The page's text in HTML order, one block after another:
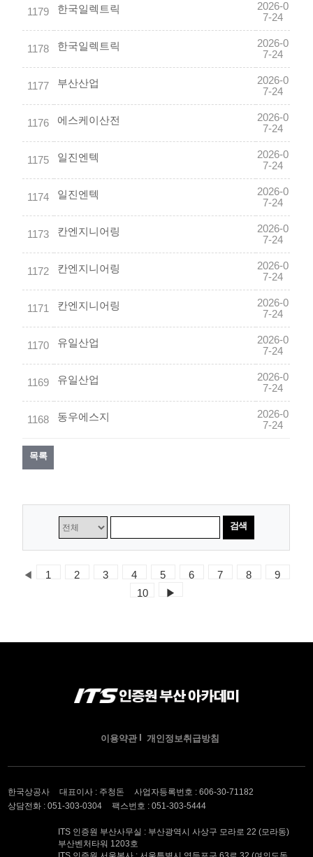
1179 한국일렉트릭
2026-0
7-24
1178 한국일렉트릭
2026-0
7-24
1177 부산산업
2026-0
7-24
1176 에스케이산전
2026-0
7-24
1175 일진엔텍
2026-0
7-24
1174 일진엔텍
2026-0
7-24
1173 칸엔지니어링
2026-0
7-24
1172 칸엔지니어링
2026-0
7-24
1171 칸엔지니어링
2026-0
7-24
1170 유일산업
2026-0
7-24
1169 유일산업
2026-0
7-24
1168 동우에스지
2026-0
7-24
목록
검색
◀ 1 2 3 4 5 6 7 8
9
10
▶
이용약관 개인정보취급방침
한국상공사 대표이사 : 주청돈
사업자등록번호 : 606-30-71182
상담전화 : 051-303-0304
팩스번호 : 051-303-5444
ITS 인증원 부산사무실 : 부산광역시 사상구 모라로 22 (모라동)
부산벤처타워 1203호